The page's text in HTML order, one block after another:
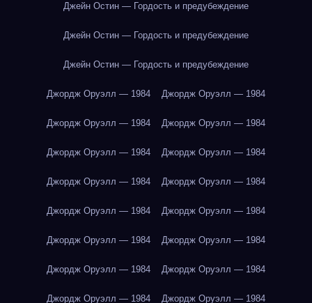
Джейн Остин — Гордость и предубеждение
Джейн Остин — Гордость и предубеждение
Джейн Остин — Гордость и предубеждение
Джордж Оруэлл — 1984 Джордж Оруэлл — 1984
Джордж Оруэлл — 1984 Джордж Оруэлл — 1984
Джордж Оруэлл — 1984 Джордж Оруэлл — 1984
Джордж Оруэлл — 1984 Джордж Оруэлл — 1984
Джордж Оруэлл — 1984 Джордж Оруэлл — 1984
Джордж Оруэлл — 1984 Джордж Оруэлл — 1984
Джордж Оруэлл — 1984 Джордж Оруэлл — 1984
Джордж Оруэлл — 1984 Джордж Оруэлл — 1984